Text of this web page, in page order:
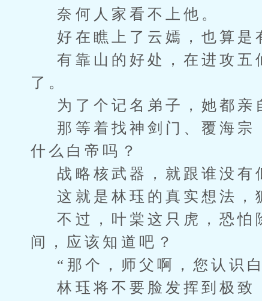
奈何人家看不上他。
好在瞧上了云嫣，也算是
有靠山的好处，在进攻五
了。
为了个记名弟子，她都亲
那等着找神剑门、覆海宗
什么白帝吗？
战略核武器，就跟谁没有
这就是林珏的真实想法，
不过，叶棠这只虎，恐怕
间，应该知道吧？
“那个，师父啊，您认识
林珏将不要脸发挥到极致